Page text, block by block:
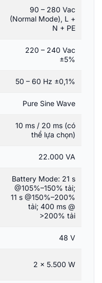
90 – 280 Vac
(Normal Mode), L +
N + PE
220 – 240 Vac
±5%
50 – 60 Hz ±0,1%
Pure Sine Wave
10 ms / 20 ms (có
thể lựa chọn)
22.000 VA
Battery Mode: 21 s
@105%–150% tải;
11 s @150%–200%
tải; 400 ms @
>200% tải
48 V
2 × 5.500 W